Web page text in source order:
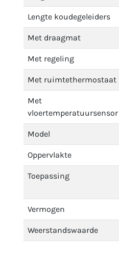
Lengte koudegeleiders
Met draagmat
Met regeling
Met ruimtethermostaat
Met
vloertemperatuursensor
Model
Oppervlakte
Toepassing
Vermogen
Weerstandswaarde